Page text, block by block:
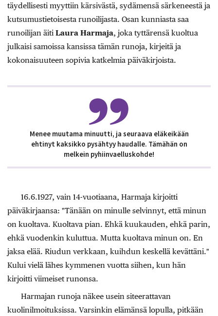
täydellisesti myyttiin kärsivästä, sydämensä särkeneestä ja
kutsumustietoisesta runoilijasta. Osan kunniasta saa
runoilijan äiti Laura Harmaja, joka tyttärensä kuoltua
julkaisi samoissa kansissa tämän runoja, kirjeitä ja
kokonaisuuteen sopivia katkelmia päiväkirjoista.
Menee muutama minuutti, ja seuraava eläkeikään
ehtinyt kaksikko pysähtyy haudalle. Tämähän on
melkein pyhiinvaelluskohde!
16.6.1927, vain 14-vuotiaana, Harmaja kirjoitti
päiväkirjaansa: "Tänään on minulle selvinnyt, että minun
on kuoltava. Kuoltava pian. Ehkä kuukauden, ehkä parin,
ehkä vuodenkin kuluttua. Mutta kuoltava minun on. En
jaksa elää. Riudun verkkaan, kuihdun keskellä kevättäni."
Kului vielä lähes kymmenen vuotta siihen, kun hän
kirjoitti viimeiset runonsa.
Harmajan runoja näkee usein siteerattavan
kuolinilmoituksissa. Varsinkin elämänsä lopulla, pitkään